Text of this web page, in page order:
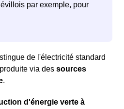
par exemple, pour
de l'électricité standard
via des sources
.
d'énergie verte à